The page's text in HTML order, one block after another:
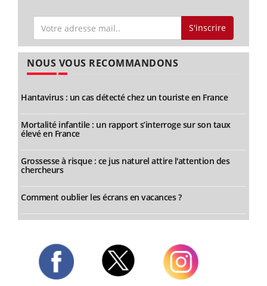
S'inscrire
NOUS VOUS RECOMMANDONS
Hantavirus : un cas détecté chez un touriste en France
Mortalité infantile : un rapport s’interroge sur son taux
élevé en France
Grossesse à risque : ce jus naturel attire l'attention des
chercheurs
Comment oublier les écrans en vacances ?